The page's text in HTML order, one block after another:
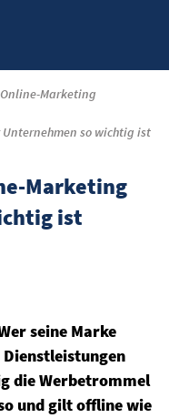
Online-Marketing
so wichtig ist
seine Marke
die Werbetrommel
und gilt offline wie
Marketing
ist